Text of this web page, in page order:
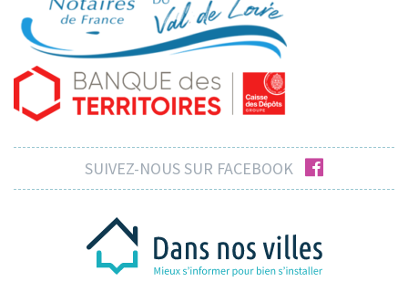
SUIVEZ-NOUS SUR FACEBOOK facebook